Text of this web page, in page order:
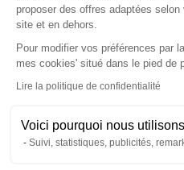
proposer des offres adaptées
site et en dehors.
Pour modifier vos préférences par
mes cookies' situé dans le pied de
Lire la politique de confidentialité
Voici pourquoi nous
Suivi, statistiques, publicités,
Axeptio
608,40 €